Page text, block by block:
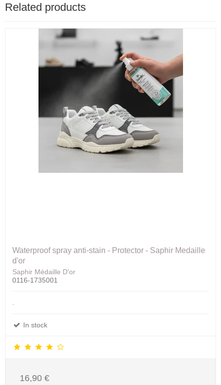
Related products
Waterproof spray anti-stain - Protector - Saphir Medaille
d'or
Saphir Médaille D'or
0116-1735001
In stock
16,90 €